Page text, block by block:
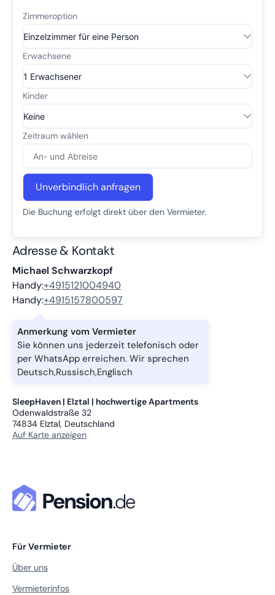
Unverbindlich anfragen
Die Buchung erfolgt direkt über den Vermieter.
Adresse & Kontakt
Michael Schwarzkopf
Handy:+4915121004940
Handy:+4915157800597
Anmerkung vom Vermieter
Sie können uns jederzeit telefonisch oder
per WhatsApp erreichen. Wir sprechen
Deutsch,Russisch,Englisch
SleepHaven | Elztal | hochwertige Apartments
Odenwaldstraße 32
74834 Elztal, Deutschland
Auf Karte anzeigen
Für Vermieter
Über uns
Vermieterinfos